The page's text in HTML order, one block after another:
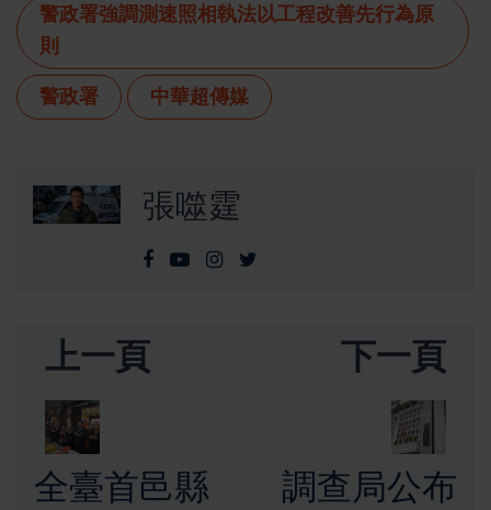
警政署強調測速照相執法以工程改善先行為原
則
警政署 中華超傳媒
張噬霆
上一頁
全臺首邑縣
下一頁
調查局公布